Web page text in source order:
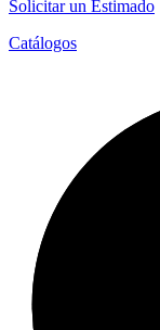
Solicitar un Estimado
Catálogos